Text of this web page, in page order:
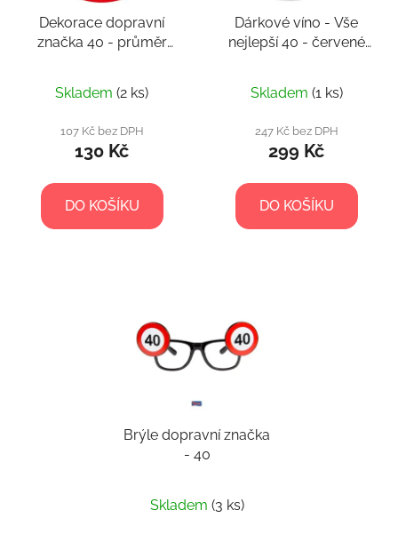
Dekorace dopravní
značka 40 - průměr
Skladem (2 ks)
107 Kč bez DPH
130 Kč
DO KOŠÍKU
Dárkové víno - Vše
nejlepší 40 - červené
Skladem (1 ks)
247 Kč bez DPH
299 Kč
DO KOŠÍKU
Brýle dopravní značka
- 40
Skladem (3 ks)